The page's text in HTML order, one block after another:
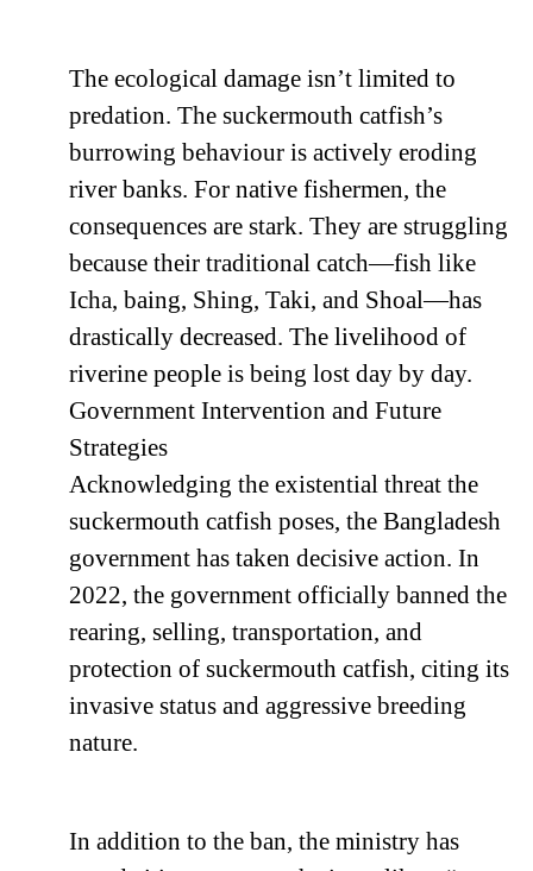
The ecological damage isn’t limited to
predation. The suckermouth catfish’s
burrowing behaviour is actively eroding
river banks. For native fishermen, the
consequences are stark. They are struggling
because their traditional catch—fish like
Icha, baing, Shing, Taki, and Shoal—has
drastically decreased. The livelihood of
riverine people is being lost day by day.
Government Intervention and Future
Strategies
Acknowledging the existential threat the
suckermouth catfish poses, the Bangladesh
government has taken decisive action. In
2022, the government officially banned the
rearing, selling, transportation, and
protection of suckermouth catfish, citing its
invasive status and aggressive breeding
nature.
In addition to the ban, the ministry has